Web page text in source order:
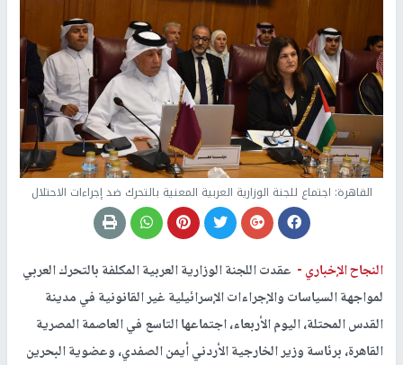
القاهرة: اجتماع للجنة الوزارية العربية المعنية بالتحرك ضد إجراءات الاحتلال
النجاح الإخباري - عقدت اللجنة الوزارية العربية المكلفة بالتحرك العربي
لمواجهة السياسات والإجراءات الإسرائيلية غير القانونية في مدينة
القدس المحتلة، اليوم الأربعاء، اجتماعها التاسع في العاصمة المصرية
القاهرة، برئاسة وزير الخارجية الأردني أيمن الصفدي، وعضوية البحرين